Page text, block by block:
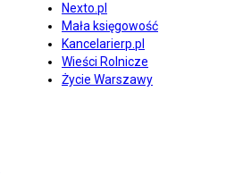
Nexto.pl
Mała księgowość
Kancelarierp.pl
Wieści Rolnicze
Życie Warszawy